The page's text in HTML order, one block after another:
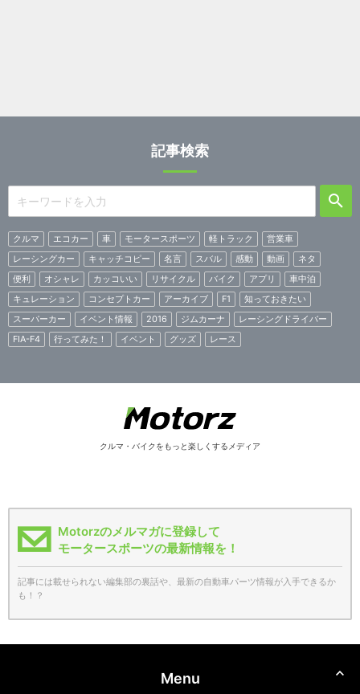
記事検索
クルマ エコカー 車 モータースポーツ 軽トラック
営業車
レーシングカー
キャッチコピー 名言 スバル 感動 動画
ネタ
便利
オシャレ カッコいい リサイクル バイク アプリ
車中泊
キュレーション
コンセプトカー アーカイブ F1
知っておきたい
スーパーカー
イベント情報 2016 ジムカーナ
レーシングドライバー
FIA-F4
行ってみた！ イベント グッズ レース
クルマ・バイクをもっと楽しくするメディア
Motorzのメルマガに登録して
モータースポーツの最新情報を！
記事には載せられない編集部の裏話や、最新の自動車パーツ情報が入手できるか
も！？
Menu